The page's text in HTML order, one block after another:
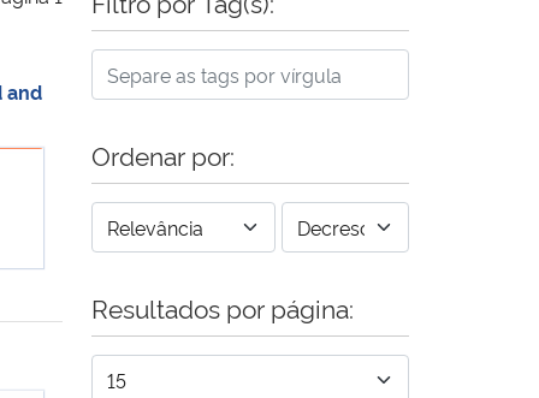
and
on Process Intensification using Ultrasound and Microwaves
Ordenar por:
Resultados por página: